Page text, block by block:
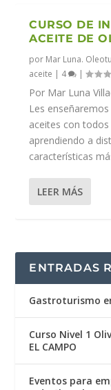
CURSO DE
ACEITE DE
por Mar Luna.
aceite | 4 |
Por Mar Luna
Les
aceites con
aprendiendo a
características
LEER MÁS
ENTRADAS
Gastroturismo
Curso Nivel 1
EL CAMPO
Eventos para